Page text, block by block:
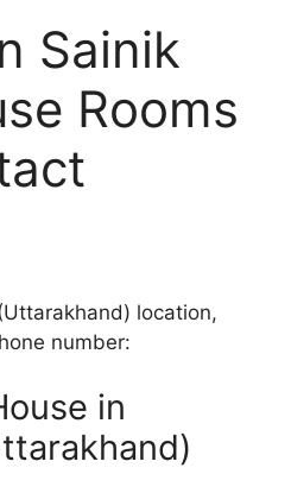
Sainik
Rooms
location,
number:
in